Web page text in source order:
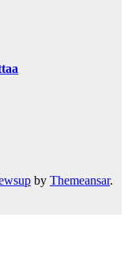
by Themeansar.